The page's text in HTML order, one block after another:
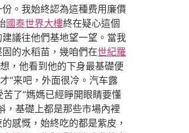
。我始終認為這種费用廉價
國泰世界大樓終在疑心這個
議往他們基地望一望。當我
的水稻苗，幾咱們在世紀羅
，他看到他的下身最基礎便
“来吧，外面很冷。汽车露
了”媽媽已經睜開眼睛要懂
，基礎上都是那些市場內裡
感慨，始終吃的都是紫皮，